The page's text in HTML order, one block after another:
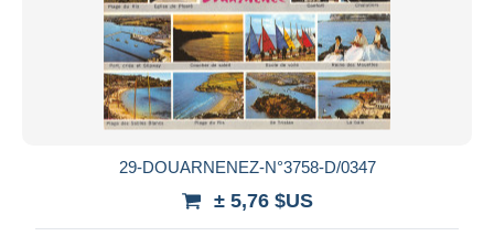
29-DOUARNENEZ-N°3758-D/0347
± 5,76 $US